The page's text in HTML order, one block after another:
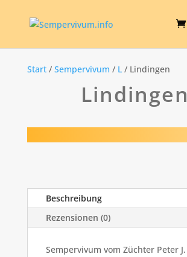
Start/ Sempervivum / L/ Lindingen
Lindingen
Beschreibung
Rezensionen (0)
Sempervivum vom Züchter Peter